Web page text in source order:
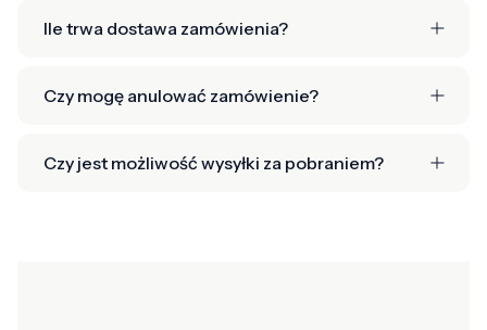
Ile trwa dostawa zamówienia?
Czy mogę anulować zamówienie?
Czy jest możliwość wysyłki za pobraniem?